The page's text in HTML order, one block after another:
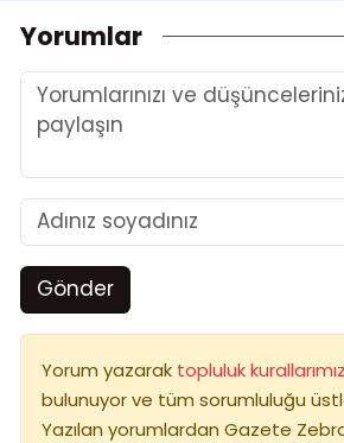
Yorumlar
Gönder
Yorum yazarak topluluk
bulunuyor ve tüm sorumluluğu
Yazılan yorumlardan Gazete